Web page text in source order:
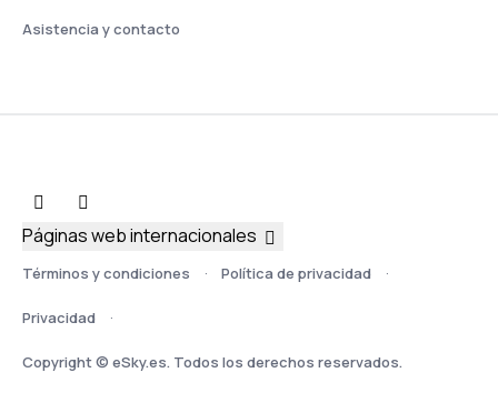
Asistencia y contacto
Términos y condiciones Política de privacidad
Privacidad
Copyright © eSky.es. Todos los derechos reservados.
Páginas web internacionales